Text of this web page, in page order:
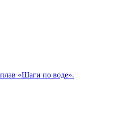
«Шаги по воде».